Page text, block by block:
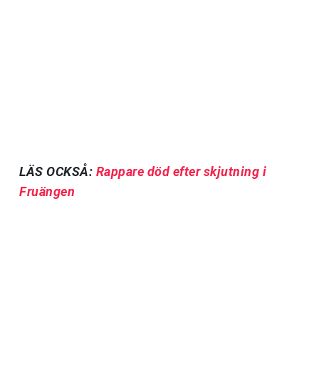
LÄS OCKSÅ: Rappare död efter skjutning i
Fruängen